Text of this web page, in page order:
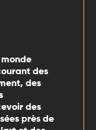
des
des
des
près de